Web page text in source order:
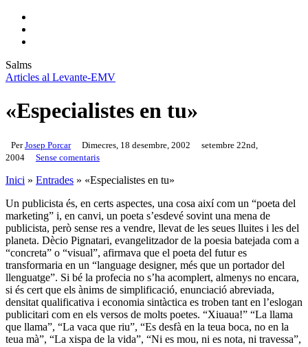
Salms
Articles al Levante-EMV
«Especialistes en tu»
Per Josep Porcar Dimecres, 18 desembre, 2002
setembre 22nd,
2004
Sense comentaris
Inici » Entrades » «Especialistes en tu»
Un publicista és, en certs aspectes, una cosa així com un “poeta del
marketing” i, en canvi, un poeta s’esdevé sovint una mena de
publicista, però sense res a vendre, llevat de les seues lluites i les del
planeta. Dècio Pignatari, evangelitzador de la poesia batejada com a
“concreta” o “visual”, afirmava que el poeta del futur es
transformaria en un “language designer, més que un portador del
llenguatge”. Si bé la profecia no s’ha acomplert, almenys no encara,
si és cert que els ànims de simplificació, enunciació abreviada,
densitat qualificativa i economia sintàctica es troben tant en l’eslogan
publicitari com en els versos de molts poetes. “Xiuaua!” “La llama
que llama”, “La vaca que riu”, “Es desfà en la teua boca, no en la
teua mà”, “La xispa de la vida”, “Ni es mou, ni es nota, ni travessa”,